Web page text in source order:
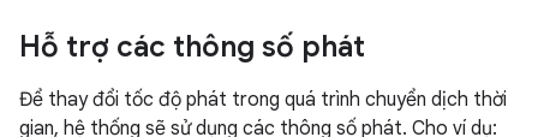
Hỗ trợ các thông số phát
Để thay đổi tốc độ phát trong quá trình chuyển dịch thời
gian, hệ thống sẽ sử dụng các thông số phát. Cho ví dụ: